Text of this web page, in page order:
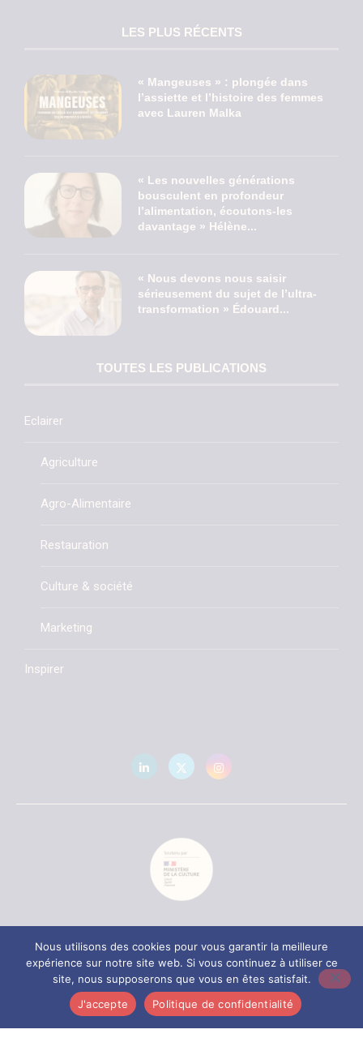
LES PLUS RÉCENTS
« Mangeuses » : plongée dans
l’assiette et l’histoire des femmes
avec Lauren Malka
« Les nouvelles générations
bousculent en profondeur
l’alimentation, écoutons-les
davantage » Hélène...
« Nous devons nous saisir
sérieusement du sujet de l’ultra-
transformation » Édouard...
TOUTES LES PUBLICATIONS
Eclairer
Agriculture
Agro-Alimentaire
Restauration
Culture & société
Marketing
Inspirer
Mentions légales
Contact
© 2018-2025 - StripFood. Site conçu et réalisé parAlexandre
Ionoff - Conception de sites web à Rennes| Logo by
StJohns .
Nous utilisons des cookies pour vous garantir la meilleure
expérience sur notre site web. Si vous continuez à utiliser ce
site, nous supposerons que vous en êtes satisfait.
J'accepte
Politique de confidentialité